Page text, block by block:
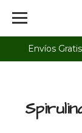
Envíos